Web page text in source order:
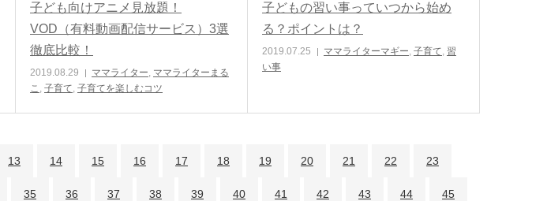
子ども向けアニメ見放題！
VOD（有料動画配信サービス）3選
徹底比較！
2019.08.29 ママライター, ママライターまる
こ , 子育て, 子育てを楽しむコツ
子どもの習い事っていつから始め
る？ポイントは？
2019.07.25 ママライターマギー, 子育て, 習
い事
13 14 15 16 17 18 19 20 21 22 23
35 36 37 38 39 40 41 42 43 44 45